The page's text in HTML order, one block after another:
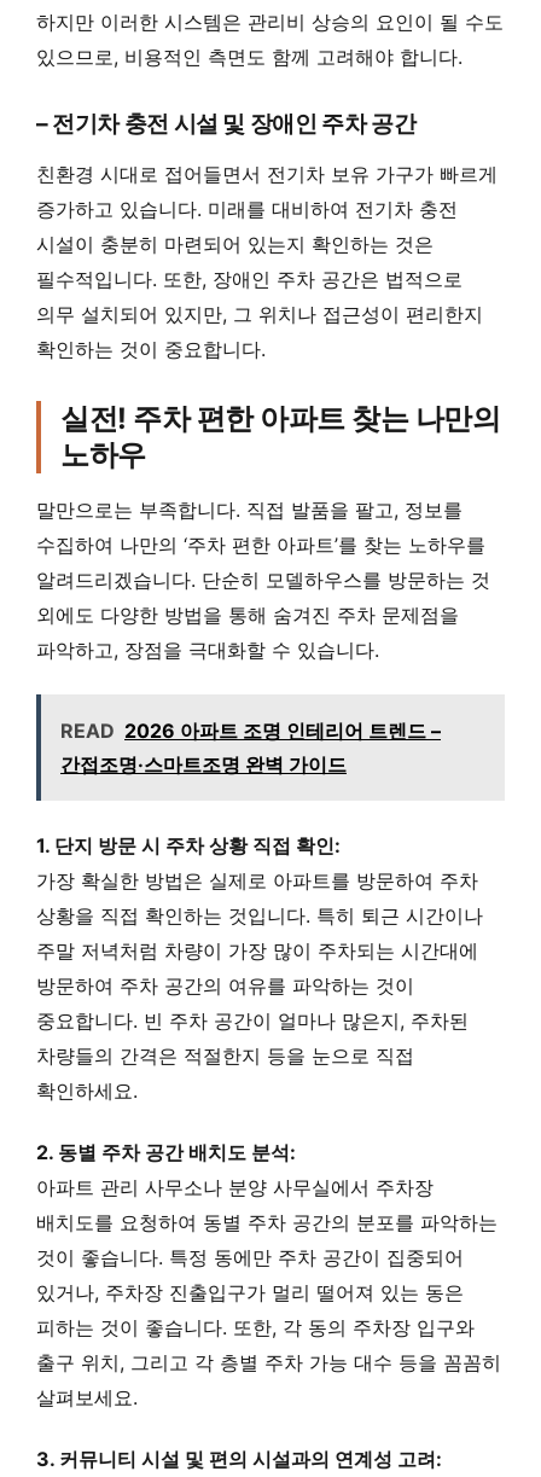
하지만 이러한 시스템은 관리비 상승의 요인이 될 수도
있으므로, 비용적인 측면도 함께 고려해야 합니다.
– 전기차 충전 시설 및 장애인 주차 공간
친환경 시대로 접어들면서 전기차 보유 가구가 빠르게
증가하고 있습니다. 미래를 대비하여 전기차 충전
시설이 충분히 마련되어 있는지 확인하는 것은
필수적입니다. 또한, 장애인 주차 공간은 법적으로
의무 설치되어 있지만, 그 위치나 접근성이 편리한지
확인하는 것이 중요합니다.
실전! 주차 편한 아파트 찾는 나만의
노하우
말만으로는 부족합니다. 직접 발품을 팔고, 정보를
수집하여 나만의 ‘주차 편한 아파트’를 찾는 노하우를
알려드리겠습니다. 단순히 모델하우스를 방문하는 것
외에도 다양한 방법을 통해 숨겨진 주차 문제점을
파악하고, 장점을 극대화할 수 있습니다.
READ 2026 아파트 조명 인테리어 트렌드 –
간접조명·스마트조명 완벽 가이드
1. 단지 방문 시 주차 상황 직접 확인:
가장 확실한 방법은 실제로 아파트를 방문하여 주차
상황을 직접 확인하는 것입니다. 특히 퇴근 시간이나
주말 저녁처럼 차량이 가장 많이 주차되는 시간대에
방문하여 주차 공간의 여유를 파악하는 것이
중요합니다. 빈 주차 공간이 얼마나 많은지, 주차된
차량들의 간격은 적절한지 등을 눈으로 직접
확인하세요.
2. 동별 주차 공간 배치도 분석:
아파트 관리 사무소나 분양 사무실에서 주차장
배치도를 요청하여 동별 주차 공간의 분포를 파악하는
것이 좋습니다. 특정 동에만 주차 공간이 집중되어
있거나, 주차장 진출입구가 멀리 떨어져 있는 동은
피하는 것이 좋습니다. 또한, 각 동의 주차장 입구와
출구 위치, 그리고 각 층별 주차 가능 대수 등을 꼼꼼히
살펴보세요.
3. 커뮤니티 시설 및 편의 시설과의 연계성 고려: